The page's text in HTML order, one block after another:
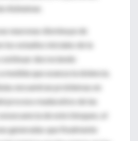
Alzheimer.
neuronas disminuye de
los estadios iniciales de la
decreciendo
medida que avanza la dolencia.
encuentran problemas en
proceso madurativo de las
de este bloqueo, el
generadas que finalmente